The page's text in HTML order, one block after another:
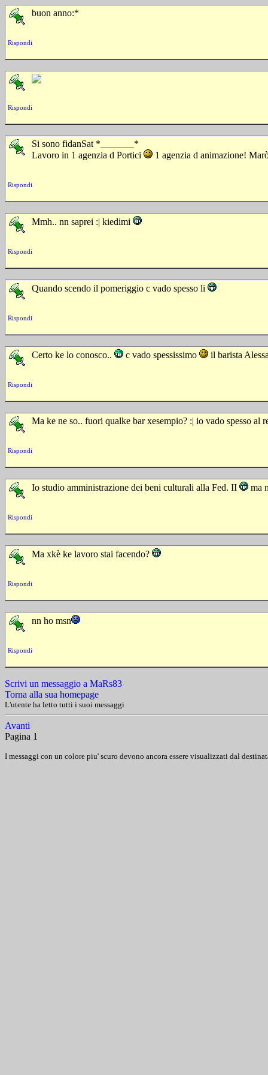
buon anno:*
Rispondi
Rispondi
Si sono fidanSat *_______*
Lavoro in 1 agenzia d Portici
1 agenzia d animazione!
Rispondi
Mmh.. nn saprei :| kiedimi
Rispondi
Quando scendo il pomeriggio c vado spesso li
Rispondi
Certo ke lo conosco.. c vado spessissimo il barista
Rispondi
Ma ke ne so.. fuori qualke bar xesempio? :| io vado spesso al
Rispondi
Io studio amministrazione dei beni culturali alla Fed. II ma
Rispondi
Ma xkè ke lavoro stai facendo?
Rispondi
nn ho msn
Rispondi
Scrivi un messaggio a MaRs83
Torna alla sua homepage
L'utente ha letto tutti i suoi messaggi
Avanti
Pagina 1
I messaggi con un colore piu' scuro devono ancora essere visualizzati dal